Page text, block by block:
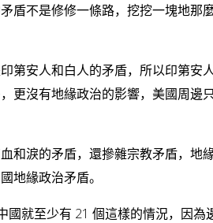
盾不是修修一條路，挖挖一塊地那
第安人和白人的矛盾，所以印第安
更沒有地緣政治的影響，美國周邊
和淚的矛盾，還摻雜宗教矛盾，地
地緣政治矛盾。
國就至少有 21 個這樣的情況，因